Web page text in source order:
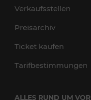
Verkaufsstellen
Preisarchiv
Ticket kaufen
Tarifbestimmungen
ALLES RUND UM VOR